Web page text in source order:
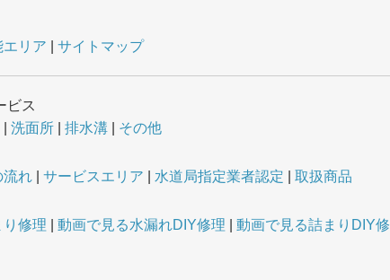
エリア サイトマップ
ビス
洗面所 排水溝
その他
流れ サービスエリア 水道局指定業者認定
取扱商品
修理 動画で見る水漏れDIY修理
動画で見る詰まりDIY修